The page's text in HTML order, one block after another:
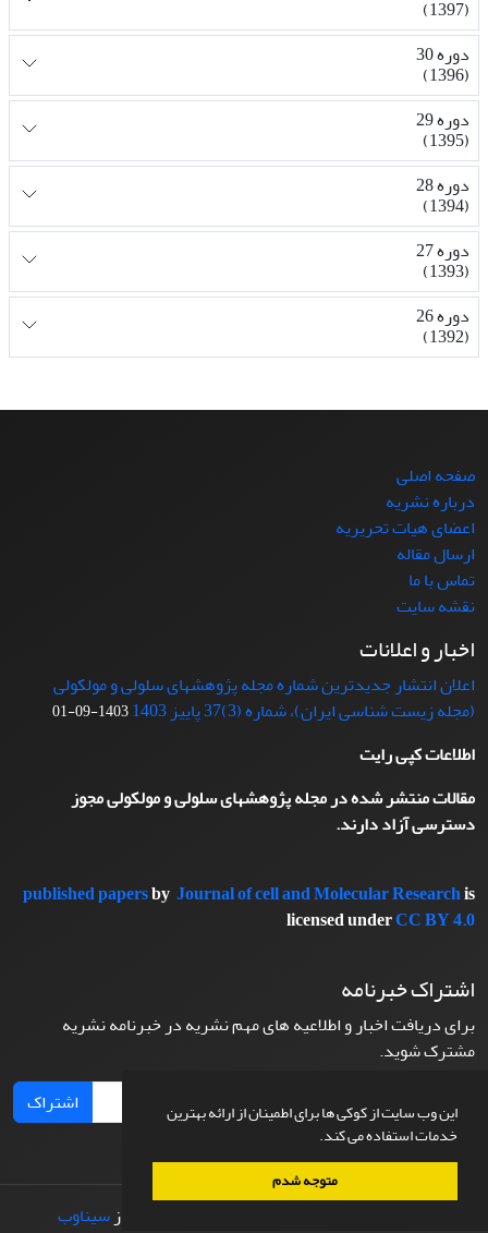
این وب سایت از کوکی ها برای اطمینان از ارائه بهترین
خدمات استفاده می کند.
متوجه شدم
(1397)
دوره 30
(1396)
دوره 29
(1395)
دوره 28
(1394)
دوره 27
(1393)
دوره 26
(1392)
صفحه اصلی
درباره نشریه
اعضای هیات تحریریه
ارسال مقاله
تماس با ما
نقشه سایت
اخبار و اعلانات
اعلان انتشار جدیدترین شماره مجله پژوهشهای سلولی و مولکولی
(مجله زیست شناسی ایران)، شماره (3)37 پاییز 1403
1403-09-01
اطلاعات کپی رایت
مقالات منتشر شده در مجله پژوهشهای سلولی و مولکولی مجوز
دسترسی آزاد دارند.
published papersby Journal of cell and Molecular Researchis
licensed underCC BY 4.0
اشتراک خبرنامه
برای دریافت اخبار و اطلاعیه های مهم نشریه در خبرنامه نشریه
مشترک شوید.
اشتراک
طراحی و پیاده سازی ازسیناوب